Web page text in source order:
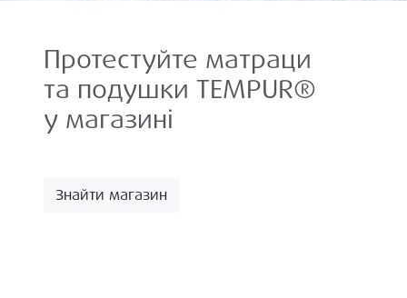
Протестуйте матраци
та подушки TEMPUR®
у магазині
Знайти магазин